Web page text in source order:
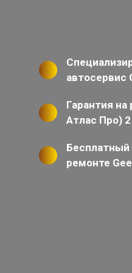
автосервис
Гарантия
Атлас Про) 2
Бесплатный
ремонте